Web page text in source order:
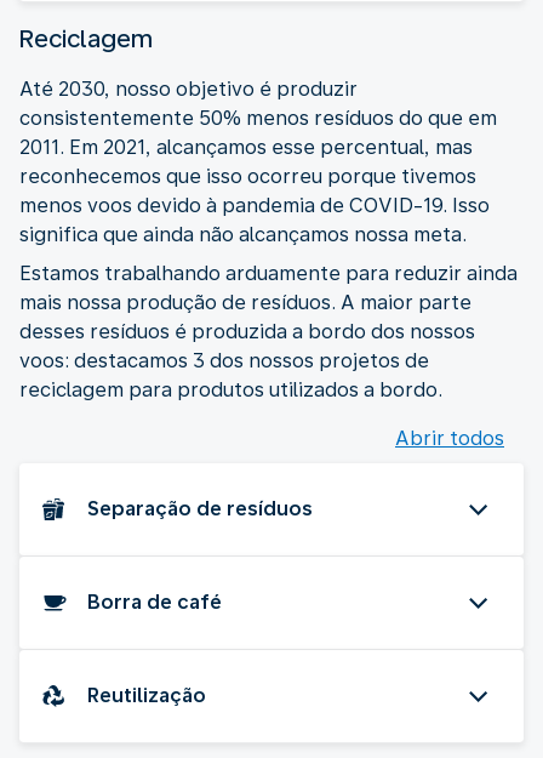
Reciclagem
Até 2030, nosso objetivo é produzir
consistentemente 50% menos resíduos do que em
2011. Em 2021, alcançamos esse percentual, mas
reconhecemos que isso ocorreu porque tivemos
menos voos devido à pandemia de COVID-19. Isso
significa que ainda não alcançamos nossa meta.
Estamos trabalhando arduamente para reduzir ainda
mais nossa produção de resíduos. A maior parte
desses resíduos é produzida a bordo dos nossos
voos: destacamos 3 dos nossos projetos de
reciclagem para produtos utilizados a bordo.
Abrir todos
Separação de resíduos
Borra de café
Reutilização